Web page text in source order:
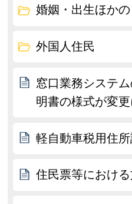
婚姻・出生ほか
外国人住民
窓口業務システ
明書の様式が変更
軽自動車税用住
住民票等におけ